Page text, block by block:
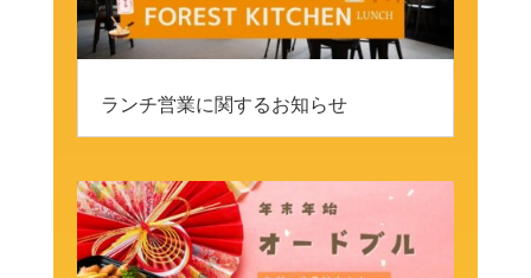
ランチ営業に関するお知らせ